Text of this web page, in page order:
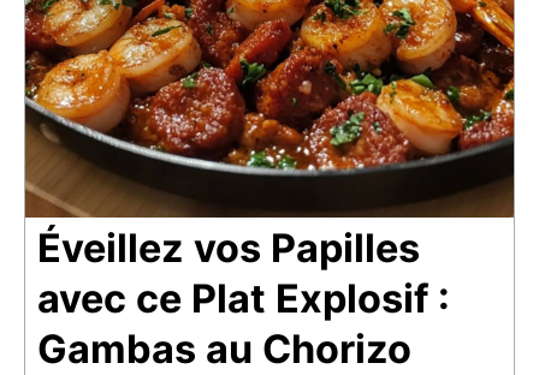
Éveillez vos Papilles
avec ce Plat Explosif :
Gambas au Chorizo